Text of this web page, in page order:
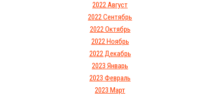
2022 Август
2022 Сентябрь
2022 Октябрь
2022 Ноябрь
2022 Декабрь
2023 Январь
2023 Февраль
2023 Март